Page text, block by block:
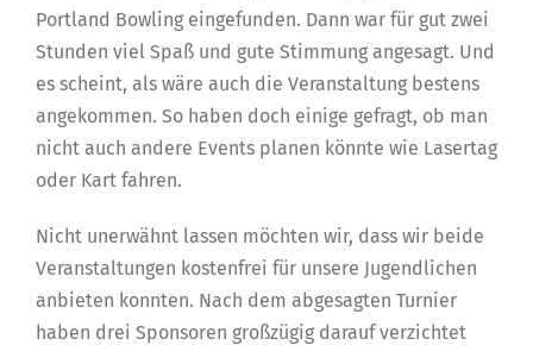
Portland Bowling eingefunden. Dann war für gut zwei
Stunden viel Spaß und gute Stimmung angesagt. Und
es scheint, als wäre auch die Veranstaltung bestens
angekommen. So haben doch einige gefragt, ob man
nicht auch andere Events planen könnte wie Lasertag
oder Kart fahren.
Nicht unerwähnt lassen möchten wir, dass wir beide
Veranstaltungen kostenfrei für unsere Jugendlichen
anbieten konnten. Nach dem abgesagten Turnier
haben drei Sponsoren großzügig darauf verzichtet